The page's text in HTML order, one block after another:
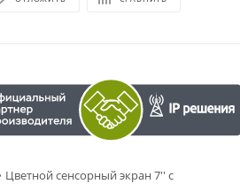
Цветной сенсорный экран 7'' с